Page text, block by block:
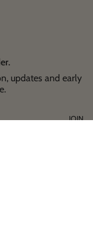
updates and early
JOIN